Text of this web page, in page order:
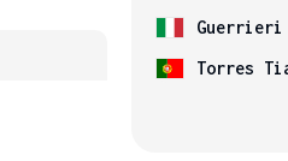
Guerrieri
Torres